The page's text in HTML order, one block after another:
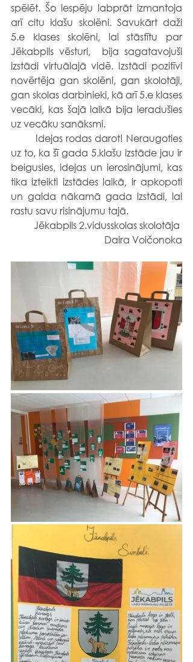
spēlēt. Šo iespēju labprāt izmantoja
arī citu klašu skolēni. Savukārt daži
5.e klases skolēni, lai stāstītu par
Jēkabpils vēsturi,  bija sagatavojuši
izstādi virtuālajā vidē. Izstādi pozitīvi
novērtēja gan skolēni, gan skolotāji,
gan skolas darbinieki, kā arī 5.e klases
vecāki, kas šajā laikā bija ieradušies
uz vecāku sanāksmi.
uz to, ka šī gada 5.klašu izstāde jau ir
beigusies, idejas un ierosinājumi, kas
tika izteikti izstādes laikā, ir apkopoti
un gaida nākamā gada izstādi, lai
rastu savu risinājumu tajā.
Jēkabpils 2.vidusskolas skolotāja
Daira Voičonoka